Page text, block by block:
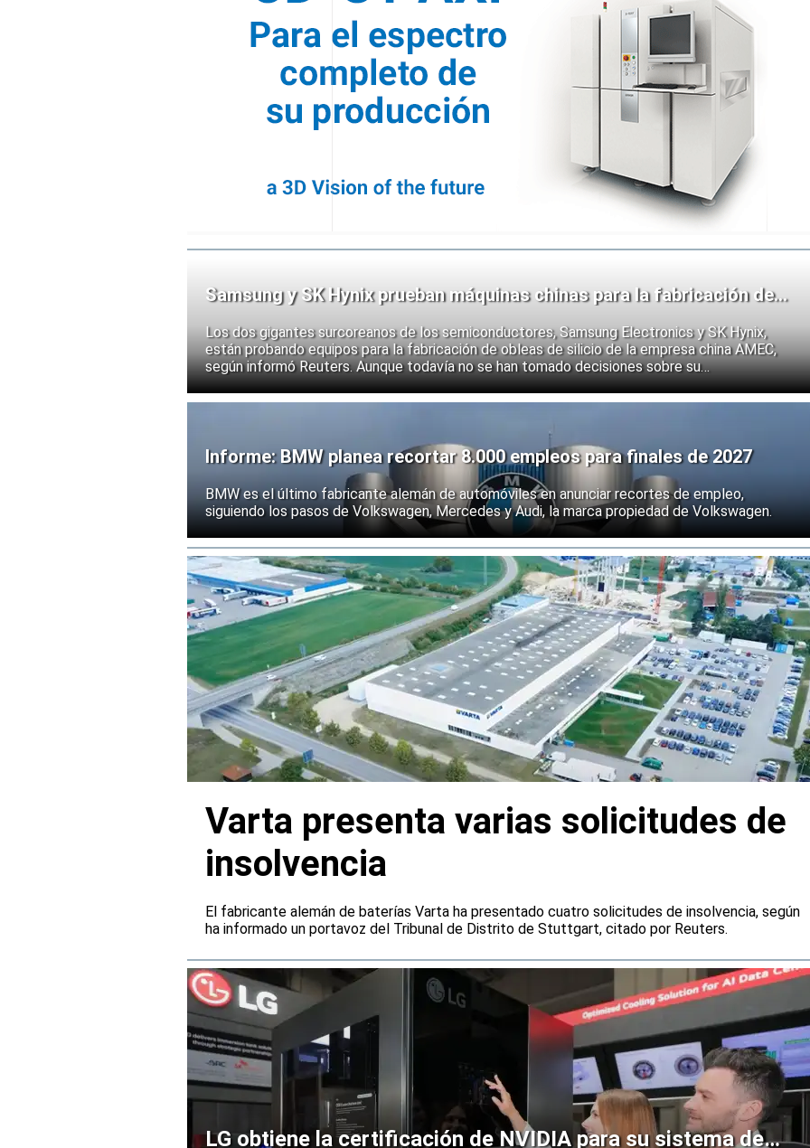
Samsung y SK Hynix prueban máquinas chinas para la fabricación de
Los dos gigantes surcoreanos de los semiconductores, Samsung Electronics y SK Hynix,
están probando equipos para la fabricación de obleas de silicio de la empresa china AMEC,
según informó Reuters. Aunque todavía no se han tomado decisiones sobre su
implementación, las acciones de los fabricantes coreanos muestran que se están preparando
ante la posibilidad de un mayor endurecimiento de las restricciones estadounidenses a la
Informe: BMW planea recortar 8.000 empleos para finales de 2027
BMW es el último fabricante alemán de automóviles en anunciar recortes de empleo,
siguiendo los pasos de Volkswagen, Mercedes y Audi, la marca propiedad de Volkswagen.
Varta presenta varias solicitudes de
insolvencia
El fabricante alemán de baterías Varta ha presentado cuatro solicitudes de insolvencia, según
ha informado un portavoz del Tribunal de Distrito de Stuttgart, citado por Reuters.
LG obtiene la certificación de NVIDIA para su sistema de